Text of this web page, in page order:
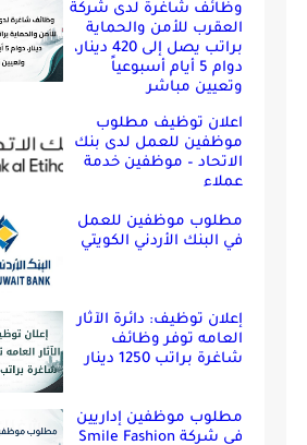
وظائف شاغرة لدى شركة
العقرب للأمن والحماية
براتب يصل إلى 420 دينار،
دوام 5 أيام أسبوعياً
وتعيين مباشر
اعلان توظيف مطلوب
موظفين للعمل لدى بنك
الاتحاد – موظفين خدمة
عملاء
مطلوب موظفين للعمل
في البنك الأردني الكويتي
إعلان توظيف: دائرة الآثار
العامه توفر وظائف
شاغرة براتب 1250 دينار
مطلوب موظفين إداريين
في شركة Smile Fashion